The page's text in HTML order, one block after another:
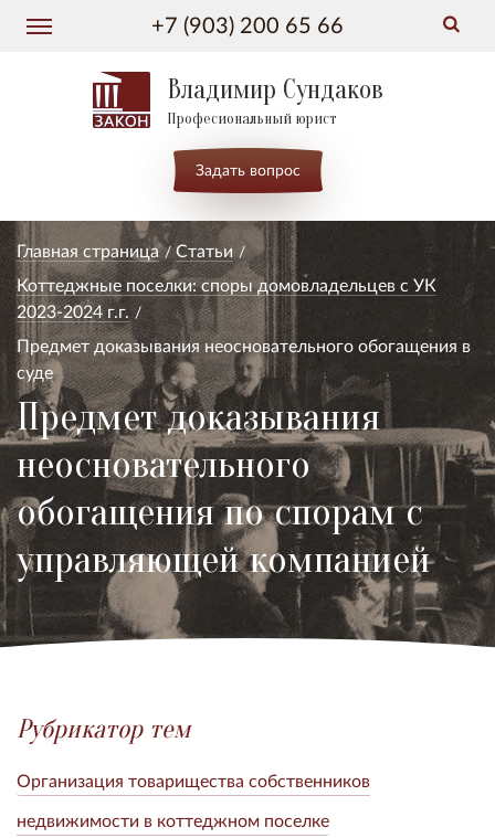
+7 (903) 200 65 66
Владимир Сундаков
Професиональный юрист
Задать вопрос
Главная страница
Статьи
Коттеджные поселки: споры домовладельцев с УК
2023-2024 г.г.
Предмет доказывания неосновательного обогащения в
суде
Предмет доказывания
неосновательного
обогащения по спорам с
управляющей компанией
Рубрикатор тем
Организация товарищества собственников
недвижимости в коттеджном поселке